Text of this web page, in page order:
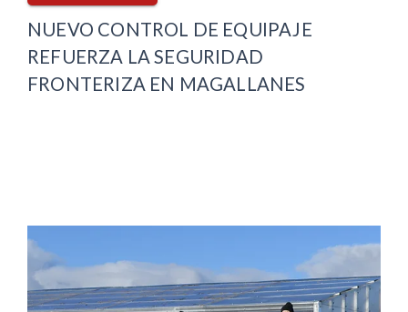
NUEVO CONTROL DE EQUIPAJE
REFUERZA LA SEGURIDAD
FRONTERIZA EN MAGALLANES